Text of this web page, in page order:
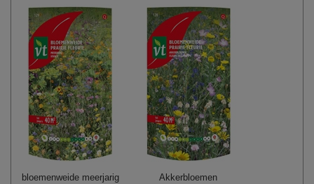
bloemenweide meerjarig Akkerbloemen